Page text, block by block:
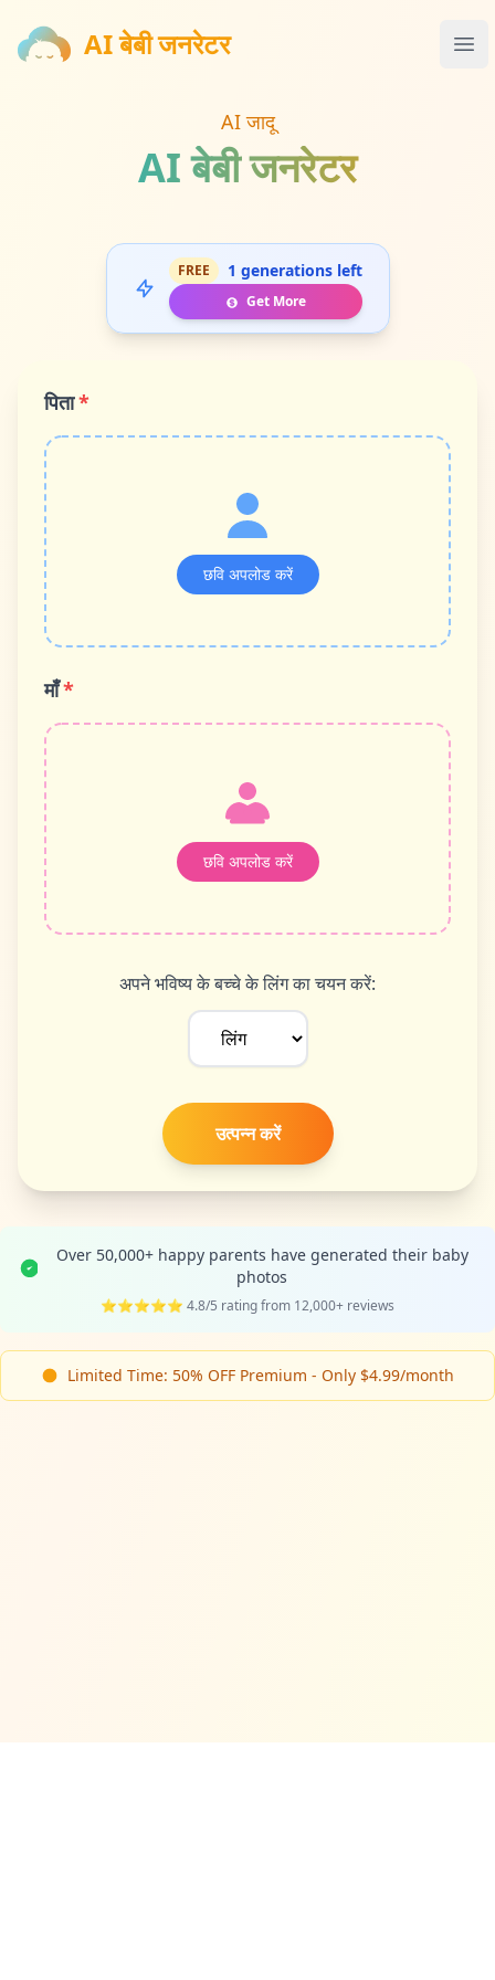
AI बेबी जनरेटर
AI बेबी जनरेटर
AI जादू
AI बेबी जनरेटर
FREE 1 generations left
Get More
पिता*
छवि अपलोड करें
माँ*
छवि अपलोड करें
अपने भविष्य के बच्चे के लिंग का चयन करें:
उत्पन्न करें
Over 50,000+ happy parents have generated their baby
photos
⭐⭐⭐⭐⭐ 4.8/5 rating from 12,000+ reviews
Limited Time: 50% OFF Premium - Only $4.99/month